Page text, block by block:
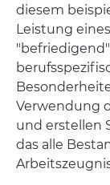
diesem
Leistung
Verwendung
und erstellen
das alle